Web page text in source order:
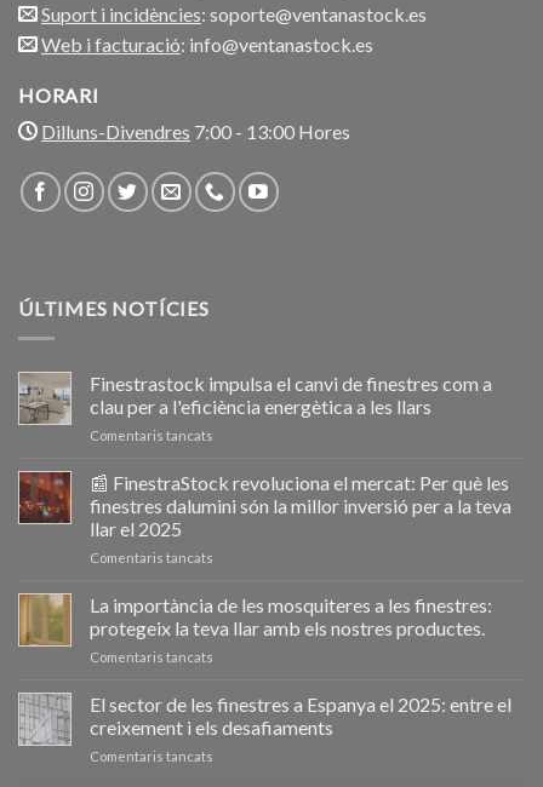
Suport i incidències: soporte@ventanastock.es
Web i facturació: info@ventanastock.es
HORARI
Dilluns-Divendres 7:00 - 13:00 Hores
ÚLTIMES NOTÍCIES
Finestrastock impulsa el canvi de finestres com a
clau per a l'eficiència energètica a les llars
Comentaris tancats
impulsa
el
cambio
clave
para
la
en
los
📰 FinestraStock revoluciona el mercat: Per què les
finestres dalumini són la millor inversió per a la teva
llar el 2025
Comentaris tancats
VentanaStock
revoluciona
el
qué
las
La importància de les mosquiteres a les finestres:
protegeix la teva llar amb els nostres productes.
Comentaris tancats
importancia
de
las
El sector de les finestres a Espanya el 2025: entre el
creixement i els desafiaments
Comentaris tancats